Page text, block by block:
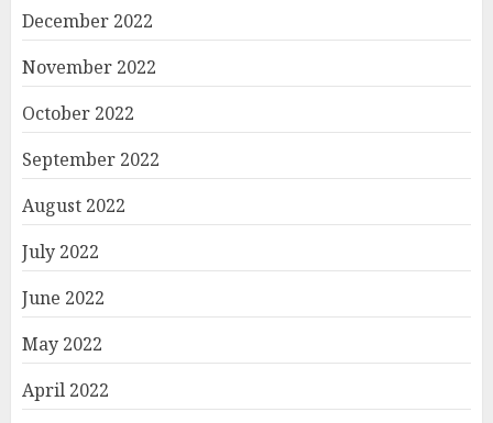
December 2022
November 2022
October 2022
September 2022
August 2022
July 2022
June 2022
May 2022
April 2022